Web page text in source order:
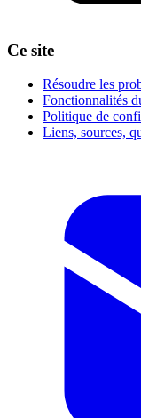
Ce site
Résoudre les
Fonctionnalités
Politique de
Liens, sources,